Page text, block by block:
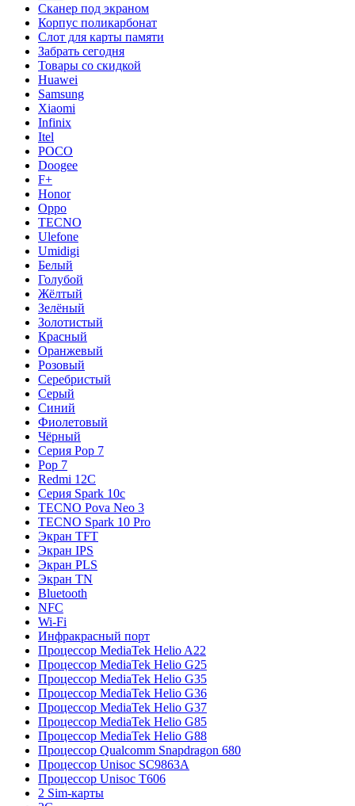
Сканер под экраном
Корпус поликарбонат
Слот для карты памяти
Забрать сегодня
Товары со скидкой
Huawei
Samsung
Xiaomi
Infinix
Itel
POCO
Doogee
F+
Honor
Oppo
TECNO
Ulefone
Umidigi
Белый
Голубой
Жёлтый
Зелёный
Золотистый
Красный
Оранжевый
Розовый
Серебристый
Серый
Синий
Фиолетовый
Чёрный
Серия Pop 7
Pop 7
Redmi 12C
Серия Spark 10c
TECNO Pova Neo 3
TECNO Spark 10 Pro
Экран TFT
Экран IPS
Экран PLS
Экран TN
Bluetooth
NFC
Wi-Fi
Инфракрасный порт
Процессор MediaTek Helio A22
Процессор MediaTek Helio G25
Процессор MediaTek Helio G35
Процессор MediaTek Helio G36
Процессор MediaTek Helio G37
Процессор MediaTek Helio G85
Процессор MediaTek Helio G88
Процессор Qualcomm Snapdragon 680
Процессор Unisoc SC9863A
Процессор Unisoc T606
2 Sim-карты